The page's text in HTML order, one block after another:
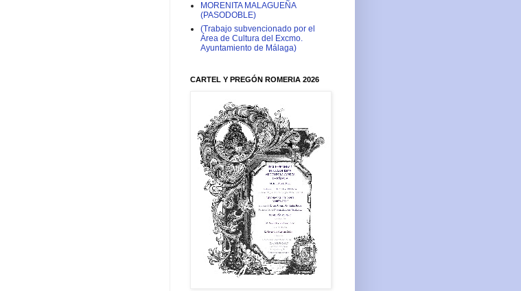
MORENITA MALAGUEÑA
(PASODOBLE)
(Trabajo subvencionado por el
Área de Cultura del Excmo.
Ayuntamiento de Málaga)
CARTEL Y PREGÓN ROMERIA 2026